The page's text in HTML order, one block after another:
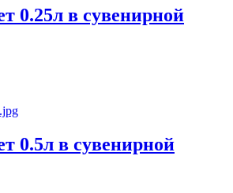
0.25л в сувенирной
0.5л в сувенирной